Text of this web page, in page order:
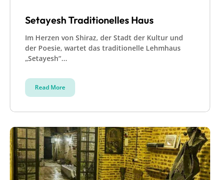
Setayesh Traditionelles Haus
Im Herzen von Shiraz, der Stadt der Kultur und
der Poesie, wartet das traditionelle Lehmhaus
„Setayesh“...
Read More